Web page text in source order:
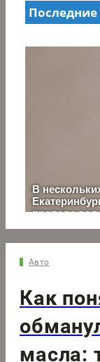
Авто
Как
масла: